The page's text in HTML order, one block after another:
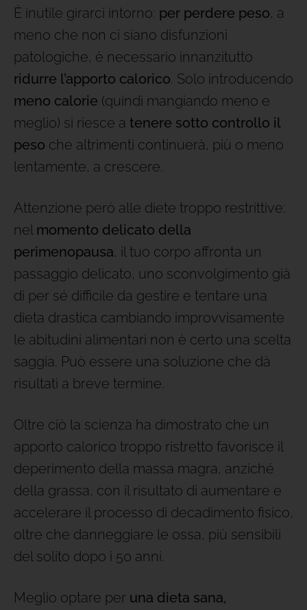
È inutile girarci intorno: per perdere peso, a
meno che non ci siano disfunzioni
patologiche, è necessario innanzitutto
ridurre l’apporto calorico. Solo introducendo
meno calorie (quindi mangiando meno e
meglio) si riesce a tenere sotto controllo il
peso che altrimenti continuerà, più o meno
lentamente, a crescere.
Attenzione però alle diete troppo restrittive:
nel momento delicato della
perimenopausa, il tuo corpo affronta un
passaggio delicato, uno sconvolgimento già
di per sé difficile da gestire e tentare una
dieta drastica cambiando improvvisamente
le abitudini alimentari non è certo una scelta
saggia. Può essere una soluzione che dà
risultati a breve termine.
Oltre ciò la scienza ha dimostrato che un
apporto calorico troppo ristretto favorisce il
deperimento della massa magra, anziché
della grassa, con il risultato di aumentare e
accelerare il processo di decadimento fisico,
oltre che danneggiare le ossa, più sensibili
del solito dopo i 50 anni.
Meglio optare per una dieta sana,